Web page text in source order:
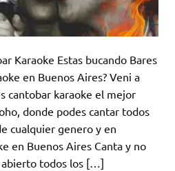
Karaoke Estas bucando Bares
en Buenos Aires? Veni a
cantobar karaoke el mejor
donde podes cantar todos
cualquier genero y en
en Buenos Aires Canta y no
abierto todos los […]